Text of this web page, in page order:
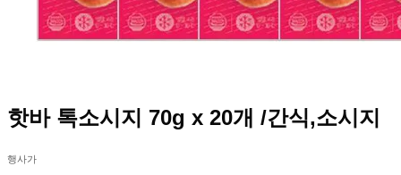
핫바 톡소시지 70g x 20개 /간식,소시지
행사가